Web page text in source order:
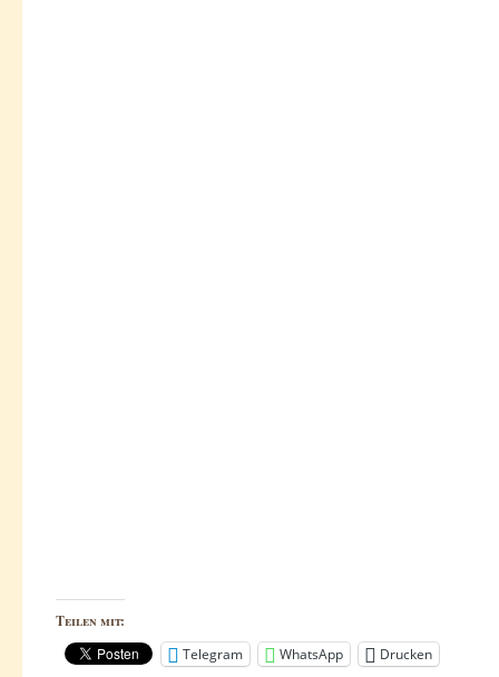
Teilen mit:
Telegram
WhatsApp Drucken